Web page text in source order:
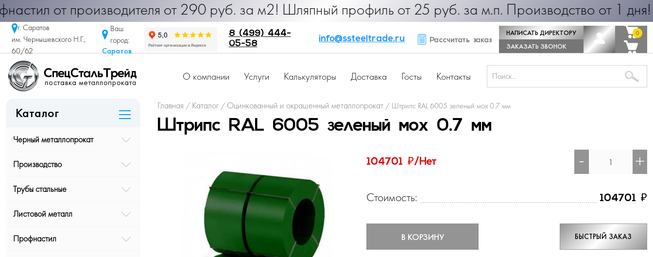
от производителя от 290 руб. за м2! Шляпный профиль от 25 руб. за м.п. Производство от
г. Саратов
им. Чернышевского Н.Г.,
60/62
Ваш
город:
Саратов
8 (499) 444-
05-58
info@ssteeltrade.ru Рассчитать заказ
НАПИСАТЬ ДИРЕКТОРУ
ЗАКАЗАТЬ ЗВОНОК
0
0
О компании Услуги Калькуляторы Доставка Госты Контакты
Каталог
Черный металлопрокат
Производство
Трубы стальные
Листовой металл
Профнастил
Главная / Каталог / Оцинкованный и окрашенный металлопрокат / Штрипс RAL 6005 зеленый мох 0.7 мм
Штрипс RAL 6005 зеленый мох 0.7 мм
104701 ₽/Нет - +
Стоимость: 104701 ₽
В КОРЗИНУ БЫСТРЫЙ ЗАКАЗ